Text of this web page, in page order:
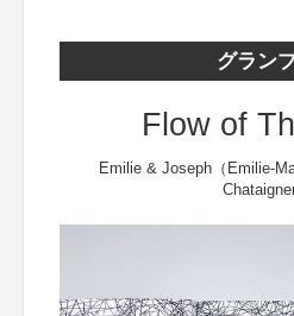
グラン
Flow of
Emilie & Joseph（Emilie-
Chataigner